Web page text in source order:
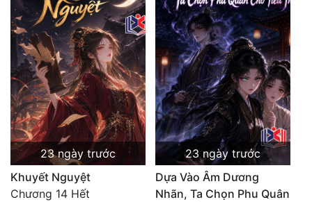
23 ngày trước
Khuyết Nguyệt
Chương 14 Hết
23 ngày trước
Dựa Vào Âm Dương
Nhãn, Ta Chọn Phu Quân